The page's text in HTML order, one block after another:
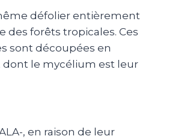
défolier entièrement
des forêts tropicales. Ces
sont découpées en
dont le mycélium est leur
, en raison de leur